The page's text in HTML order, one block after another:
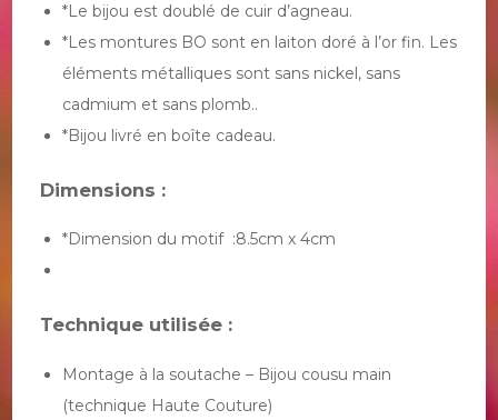
*Le bijou est doublé de cuir d’agneau.
*Les montures BO sont en laiton doré à l’or fin. Les
éléments métalliques sont sans nickel, sans
cadmium et sans plomb..
*Bijou livré en boîte cadeau.
Dimensions :
*Dimension du motif :8.5cm x 4cm
Technique utilisée :
Montage à la soutache – Bijou cousu main
(technique Haute Couture)